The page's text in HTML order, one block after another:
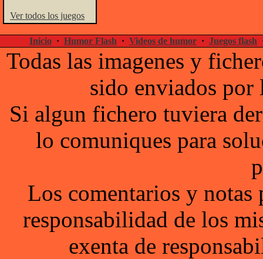
Ver todos los juegos
Inicio · Humor Flash · Videos de humor · Juegos flash
Todas las imagenes y
sido enviados por
Si algun fichero tuviera
lo comuniques para
Los comentarios y notas
responsabilidad de los
exenta de